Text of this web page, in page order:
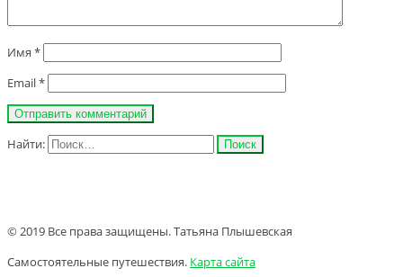
Имя *
Email*
Найти:
© 2019 Все права защищены. Татьяна Плышевская
Самостоятельные путешествия. Карта сайта